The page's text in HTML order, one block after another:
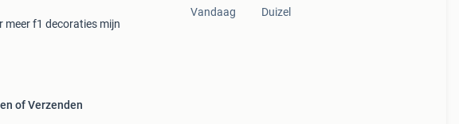
meer f1 decoraties mijn
of Verzenden
Vandaag Duizel